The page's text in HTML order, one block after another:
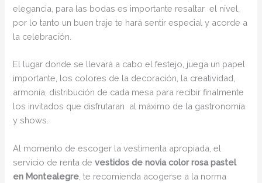
elegancia, para las bodas es importante resaltar el nivel,
por lo tanto un buen traje te hará sentir especial y acorde a
la celebración.
El lugar donde se llevará a cabo el festejo, juega un papel
importante, los colores de la decoración, la creatividad,
armonía, distribución de cada mesa para recibir finalmente
los invitados que disfrutaran al máximo de la gastronomía
y shows.
Al momento de escoger la vestimenta apropiada, el
servicio de renta devestidos de novia color rosa pastel
en Montealegre , te recomienda acogerse a la norma